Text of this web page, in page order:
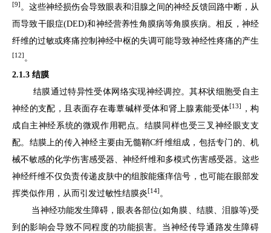
[9] 。这些神经损伤会导致眼表和泪腺之间的神经反馈回路中断，从
而导致干眼症(DED)和神经营养性角膜病等角膜疾病。相反，神经
纤维的过敏或疼痛控制神经中枢的失调可能导致神经性疼痛的产生
[12] 。
2.1.3 结膜
结膜通过特异性受体网络实现神经调控。其杯状细胞受自主
神经的支配，且表面存在毒蕈碱样受体和肾上腺素能受体[13]
，构
成自主神经系统的微观作用靶点。结膜同样也受三叉神经眼支支
配。结膜上的传入神经主要由无髓鞘C纤维组成，包括专门的、机
械不敏感的化学伤害感受器、神经纤维和多模式伤害感受器。这些
神经纤维不仅负责传递皮肤中的组胺能瘙痒信号，也可能在眼部发
挥类似作用，从而引发过敏性结膜炎[14] 。
当神经功能发生障碍，眼表各部位(如角膜、结膜、泪腺等)受
到的影响会导致不同程度的功能损害。当神经传导通路发生障碍